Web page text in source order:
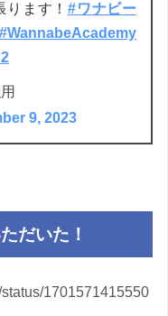
ます！ #ワナビー
#WannabeAcademy
9, 2023
だいた！
1701571415550